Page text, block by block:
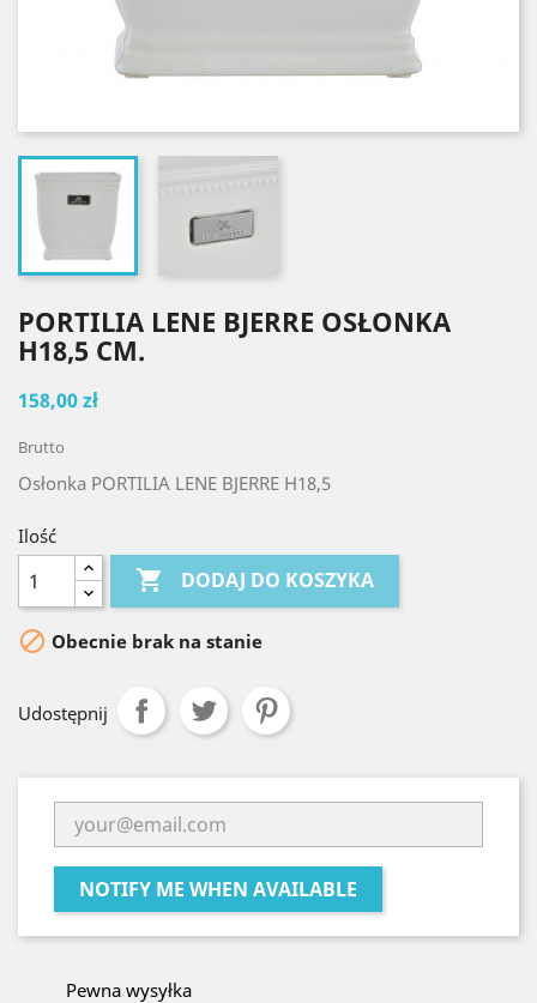
PORTILIA LENE BJERRE OSŁONKA
H18,5 CM.
158,00 zł
Brutto
Osłonka PORTILIA LENE BJERRE H18,5
Ilość
 DODAJ DO KOSZYKA
 Obecnie brak na stanie
Udostępnij
NOTIFY ME WHEN AVAILABLE
Pewna wysyłka